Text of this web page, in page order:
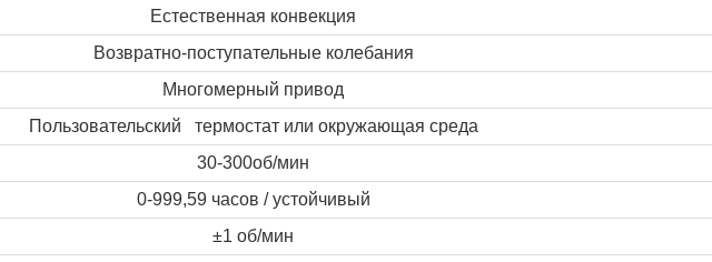
Естественная конвекция
Возвратно-поступательные колебания
Многомерный привод
Пользовательский термостат или окружающая среда
30-300об/мин
0-999,59 часов / устойчивый
±1 об/мин